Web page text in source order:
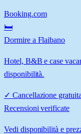
Booking.com
🛏️
Dormire a Flaibano
Hotel, B&B e case
disponibilità.
✓ Cancellazione gratuita
Recensioni verificate
Vedi disponibilità e